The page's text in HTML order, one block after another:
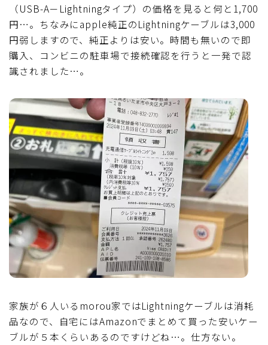
（USB-A－Lightningタイプ）の価格を見ると何と1,700
円…。ちなみにapple純正のLightningケーブルは3,000
円弱しますので、純正よりは安い。時間も無いので即
購入、コンビニの駐車場で接続確認を行うと一発で認
識されました…。
家族が６人いるmorou家ではLightningケーブルは消耗
品なので、自宅にはAmazonでまとめて買った安いケー
ブルが５本くらいあるのですけどね…。仕方ない。